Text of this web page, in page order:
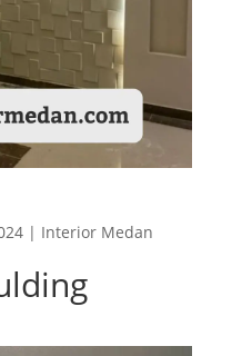
| Interior Medan